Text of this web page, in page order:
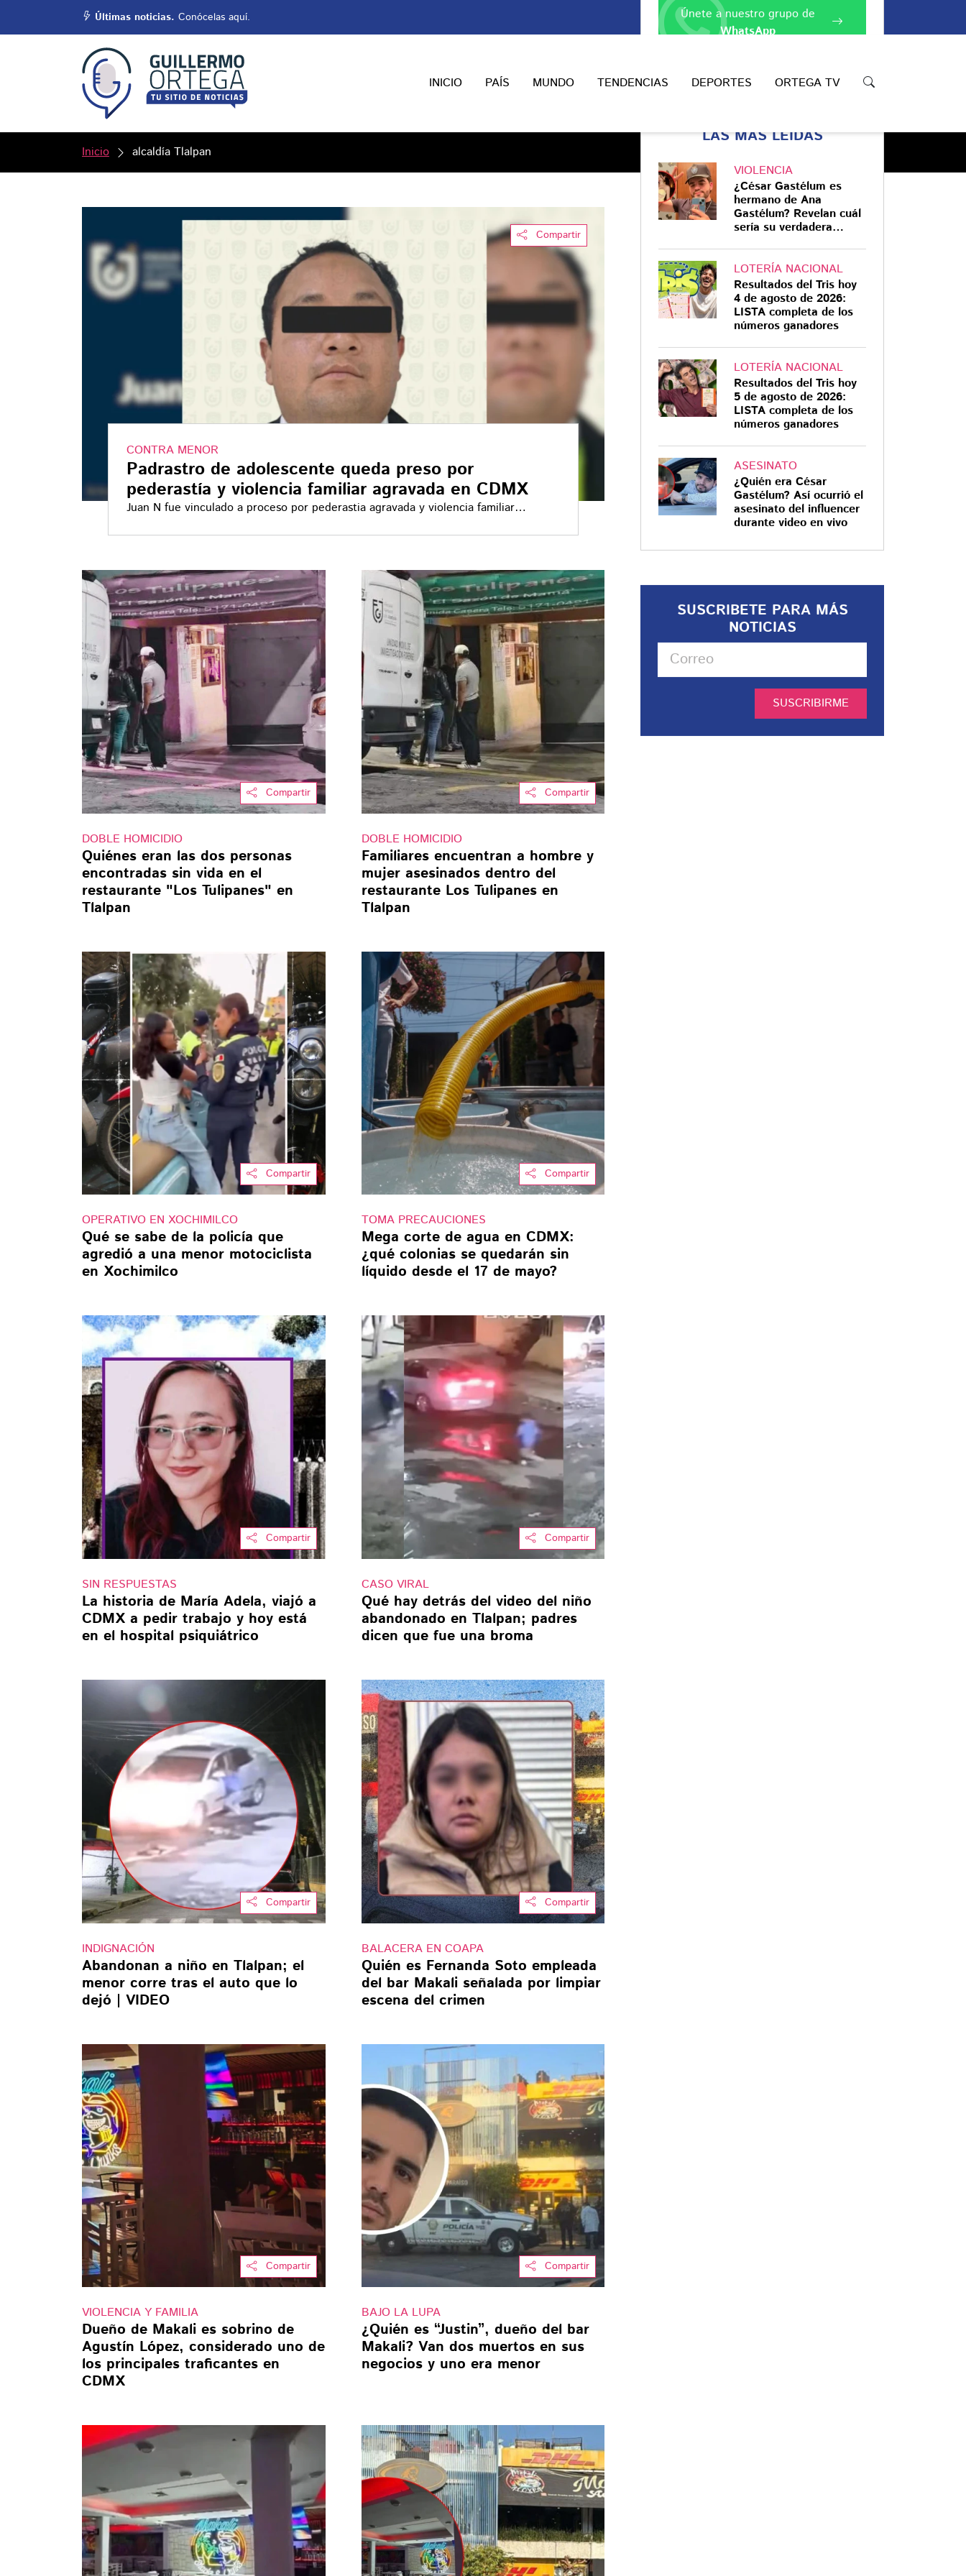
Últimas noticias. Conócelas aquí.
INICIO PAÍS MUNDO TENDENCIAS DEPORTES ORTEGA TV
Inicio alcaldía Tlalpan
Compartir
CONTRA MENOR
Padrastro de adolescente queda preso por
pederastía y violencia familiar agravada en CDMX
Juan N fue vinculado a proceso por pederastia agravada y violencia familiar
Compartir
ALERTA AMBER
Desaparece Alison
Jocelin Hernández
Navarro, adolescente
de 15 años vista en
Tlalpan
Alison Jocelin Hernández Navarro,
de 15 años, fue vista por última
Compartir
DOBLE HOMICIDIO
Quiénes eran las dos personas
encontradas sin vida en el
restaurante "Los Tulipanes" en
Tlalpan
Compartir
DOBLE HOMICIDIO
Familiares encuentran a hombre y
mujer asesinados dentro del
restaurante Los Tulipanes en
Tlalpan
Compartir
OPERATIVO EN XOCHIMILCO
Qué se sabe de la policía que
agredió a una menor motociclista
en Xochimilco
Compartir
TOMA PRECAUCIONES
Mega corte de agua en CDMX:
¿qué colonias se quedarán sin
líquido desde el 17 de mayo?
Compartir
SIN RESPUESTAS
La historia de María Adela, viajó a
CDMX a pedir trabajo y hoy está
en el hospital psiquiátrico
Compartir
CASO VIRAL
Qué hay detrás del video del niño
abandonado en Tlalpan; padres
dicen que fue una broma
Compartir
INDIGNACIÓN
Abandonan a niño en Tlalpan; el
menor corre tras el auto que lo
dejó | VIDEO
Compartir
BALACERA EN COAPA
Quién es Fernanda Soto empleada
del bar Makali señalada por limpiar
escena del crimen
Compartir
VIOLENCIA Y FAMILIA
Dueño de Makali es sobrino de
Agustín López, considerado uno de
los principales traficantes en
CDMX
Compartir
BAJO LA LUPA
¿Quién es “Justin”, dueño del bar
Makali? Van dos muertos en sus
negocios y uno era menor
Únete a nuestro grupo de
WhatsApp
LAS MÁS LEÍDAS
VIOLENCIA
¿César Gastélum es
hermano de Ana
Gastélum? Revelan cuál
sería su verdadera
LOTERÍA NACIONAL
Resultados del Tris hoy
4 de agosto de 2026:
LISTA completa de los
números ganadores
LOTERÍA NACIONAL
Resultados del Tris hoy
5 de agosto de 2026:
LISTA completa de los
números ganadores
ASESINATO
¿Quién era César
Gastélum? Así ocurrió el
asesinato del influencer
durante video en vivo
SUSCRIBETE PARA MÁS
NOTICIAS
SUSCRIBIRME